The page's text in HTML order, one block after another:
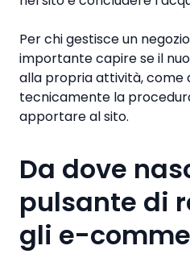
Per chi gestisce un
importante capire se il
alla propria attività, come
tecnicamente la
apportare al sito.
Da dove
pulsante di
gli e-